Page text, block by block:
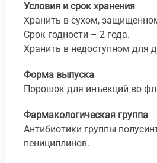
Условия и срок хранения
Хранить в сухом,
Срок годности – 2 года.
Хранить в недоступном для
Форма выпуска
Порошок для инъекций во
Фармакологическая группа
Антибиотики группы
пенициллинов.